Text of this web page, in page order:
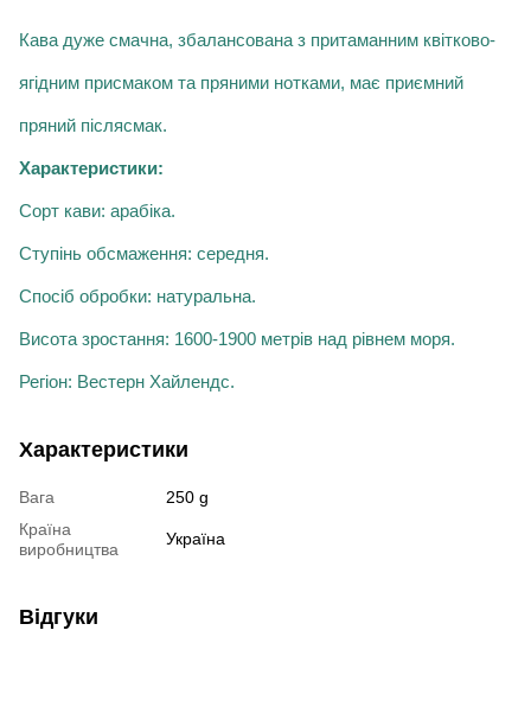
Кава дуже смачна, збалансована з притаманним квітково-
ягідним присмаком та пряними нотками, має приємний
пряний післясмак.
Характеристики:
Сорт кави: арабіка.
Ступінь обсмаження: середня.
Спосіб обробки: натуральна.
Висота зростання: 1600-1900 метрів над рівнем моря.
Регіон: Вестерн Хайлендс.
Характеристики
Вага
250 g
Країна
виробництва
Україна
Відгуки